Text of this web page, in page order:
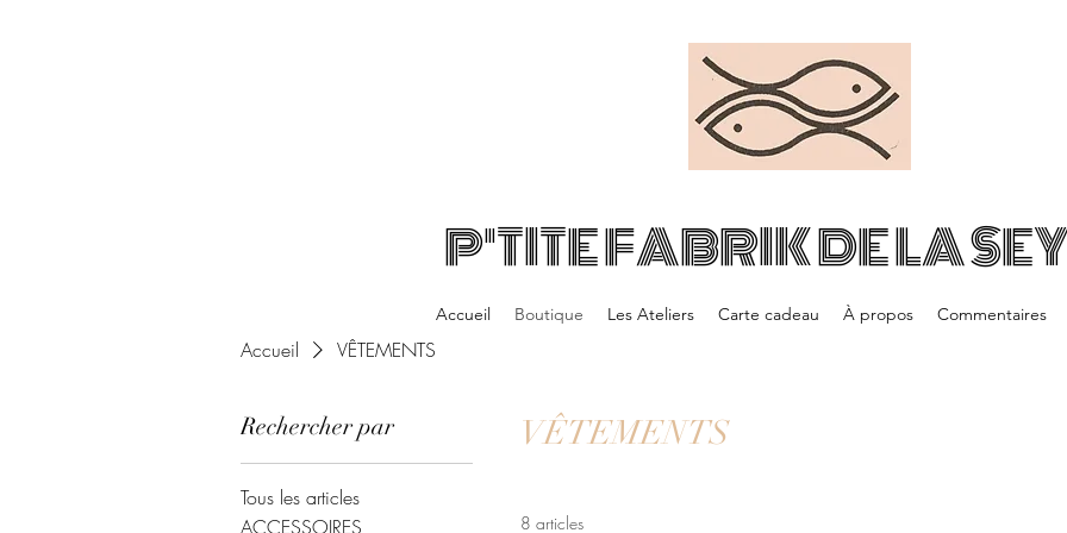
P'TITE FABRIK DE LA
Accueil Boutique Les Ateliers Carte cadeau À propos Commentaires
Accueil VÊTEMENTS
Rechercher par
Tous les articles
ACCESSOIRES
VÊTEMENTS
8 articles